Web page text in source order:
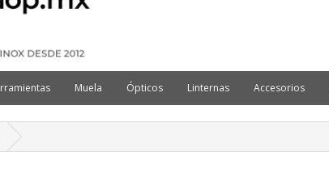
Muela Ópticos Linternas Accesorios